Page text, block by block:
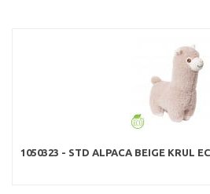
1050323 - STD ALPACA BEIGE KRUL